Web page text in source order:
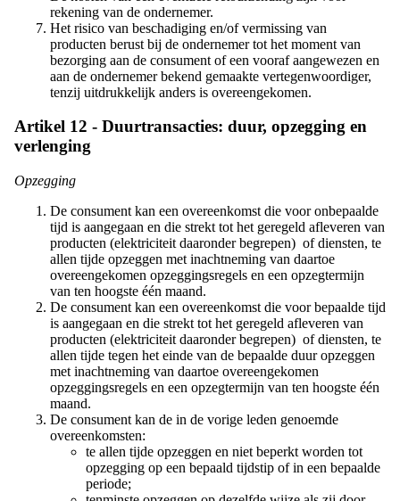
rekening van de ondernemer.
Het risico van beschadiging en/of vermissing van
producten berust bij de ondernemer tot het moment van
bezorging aan de consument of een vooraf aangewezen en
aan de ondernemer bekend gemaakte vertegenwoordiger,
tenzij uitdrukkelijk anders is overeengekomen.
Artikel 12 - Duurtransacties: duur, opzegging en
verlenging
Opzegging
De consument kan een overeenkomst die voor onbepaalde
tijd is aangegaan en die strekt tot het geregeld afleveren van
producten (elektriciteit daaronder begrepen) of diensten, te
allen tijde opzeggen met inachtneming van daartoe
overeengekomen opzeggingsregels en een opzegtermijn
van ten hoogste één maand.
De consument kan een overeenkomst die voor bepaalde tijd
is aangegaan en die strekt tot het geregeld afleveren van
producten (elektriciteit daaronder begrepen) of diensten, te
allen tijde tegen het einde van de bepaalde duur opzeggen
met inachtneming van daartoe overeengekomen
opzeggingsregels en een opzegtermijn van ten hoogste één
maand.
De consument kan de in de vorige leden genoemde
overeenkomsten:
te allen tijde opzeggen en niet beperkt worden tot
opzegging op een bepaald tijdstip of in een bepaalde
periode;